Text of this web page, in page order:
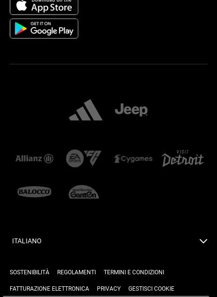
ITALIANO
SOSTENIBILITÀ REGOLAMENTI TERMINI E CONDIZIONI
FATTURAZIONE ELETTRONICA PRIVACY GESTISCI COOKIE